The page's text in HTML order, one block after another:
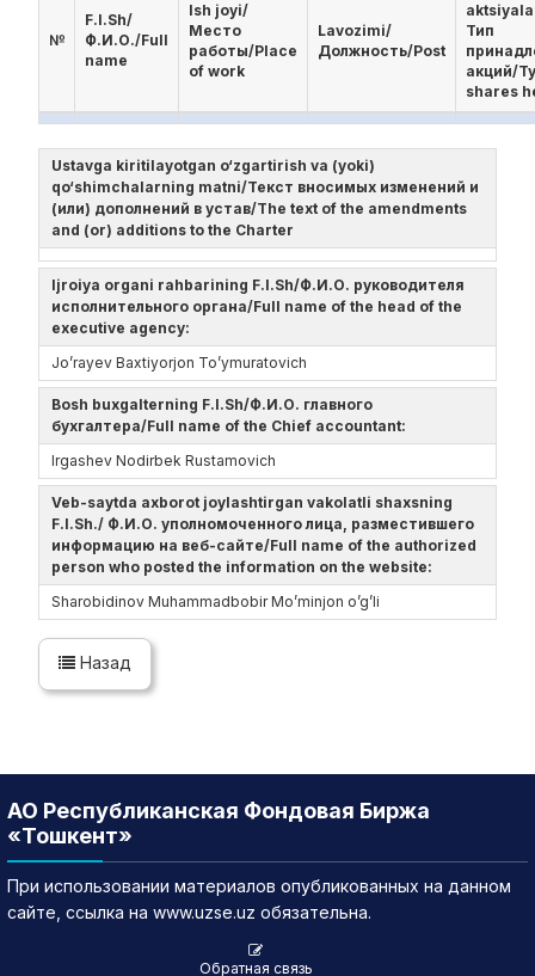
№
F.I.Sh/
Ф.И.О./Full
name
Ish joyi/
Место
работы/Place
of work
Lavozimi/
Должность/Post
Тип
акций/
shares
Ustavga kiritilayotgan o‘zgartirish va (yoki)
qo‘shimchalarning matni/Текст вносимых изменений и
(или) дополнений в устав/The text of the amendments
and (or) additions to the Charter
Ijroiya organi rahbarining F.I.Sh/Ф.И.О. руководителя
исполнительного органа/Full name of the head of the
executive agency:
Jo’rayev Baxtiyorjon To’ymuratovich
Bosh buxgalterning F.I.Sh/Ф.И.О. главного
бухгалтера/Full name of the Chief accountant:
Irgashev Nodirbek Rustamovich
Veb-saytda axborot joylashtirgan vakolatli shaxsning
F.I.Sh./ Ф.И.О. уполномоченного лица, разместившего
информацию на веб-сайте/Full name of the authorized
person who posted the information on the website:
Sharobidinov Muhammadbobir Mo’minjon o’g’li
Назад
АО Республиканская Фондовая Биржа
«Тошкент»
При использовании материалов опубликованных на данном
сайте, ссылка на www.uzse.uz обязательна.
Обратная связь